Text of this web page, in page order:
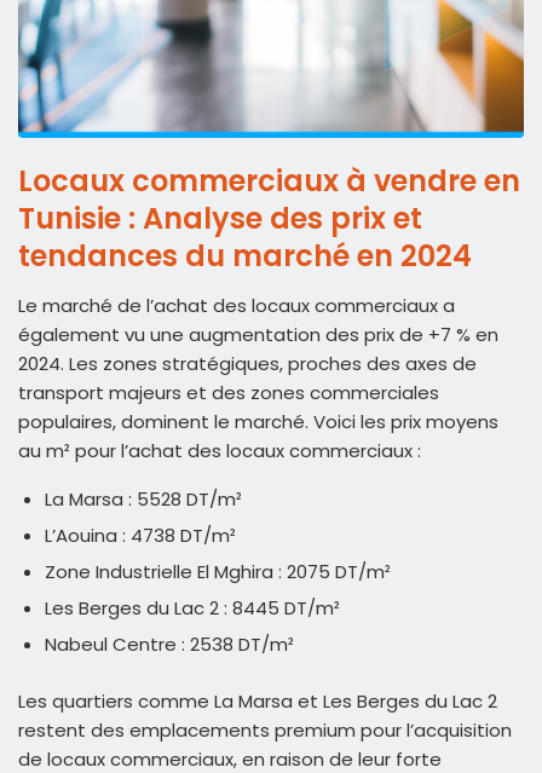
Locaux commerciaux à vendre en
Tunisie : Analyse des prix et
tendances du marché en 2024
Le marché de l’achat des locaux commerciaux a
également vu une augmentation des prix de +7 % en
2024. Les zones stratégiques, proches des axes de
transport majeurs et des zones commerciales
populaires, dominent le marché. Voici les prix moyens
au m² pour l’achat des locaux commerciaux :
La Marsa : 5528 DT/m²
L’Aouina : 4738 DT/m²
Zone Industrielle El Mghira : 2075 DT/m²
Les Berges du Lac 2 : 8445 DT/m²
Nabeul Centre : 2538 DT/m²
Les quartiers comme La Marsa et Les Berges du Lac 2
restent des emplacements premium pour l’acquisition
de locaux commerciaux, en raison de leur forte